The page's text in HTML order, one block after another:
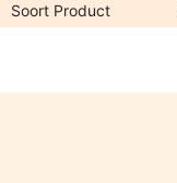
Soort Product